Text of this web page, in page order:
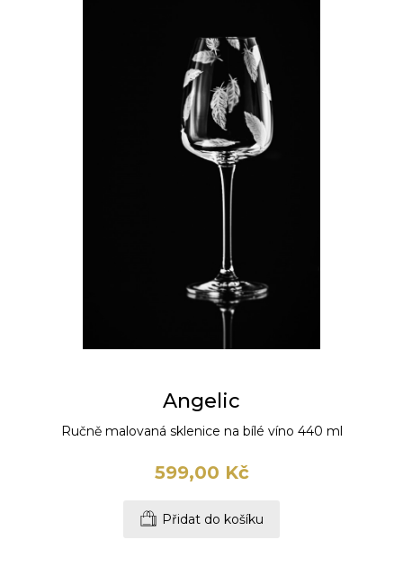
Angelic
Ručně malovaná sklenice na bílé víno 440 ml
599,00 Kč
Přidat do košíku